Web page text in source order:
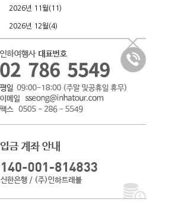
2026년 11월(11)
2026년 12월(4)